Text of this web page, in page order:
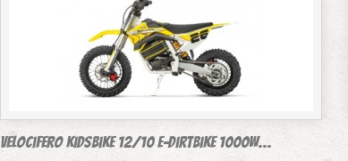
Velocifero Kidsbike 12/10 E-Dirtbike 1000W...